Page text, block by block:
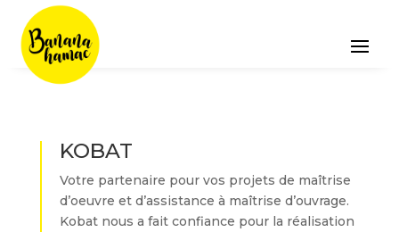
KOBAT
Votre partenaire pour vos projets de maîtrise
d’oeuvre et d’assistance à maîtrise d’ouvrage.
Kobat nous a fait confiance pour la réalisation